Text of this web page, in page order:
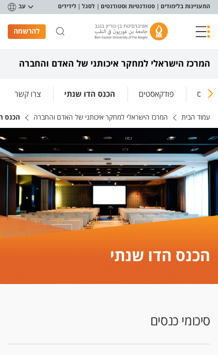
תפריט נגישות
התעניינות בלימודים סטודנטיות וסטודנטים לסגל לידידים עב
להרשמה
המרכז הישראלי למחקר איכותני של האדם והחברה
אטלס פודקאסטים הכנס הדו שנתי צרו קשר
עמוד הבית המרכז הישראלי למחקר איכותני של האדם והחברה הכנס
הכנס הדו שנתי
סיכומי כנסים